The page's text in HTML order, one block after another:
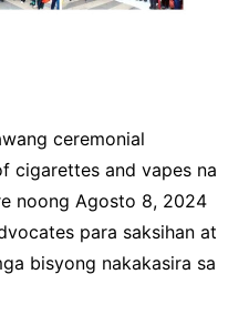
ceremonial
cigarettes and vapes na
noong Agosto 8, 2024
para saksihan at
bisyong nakakasira sa